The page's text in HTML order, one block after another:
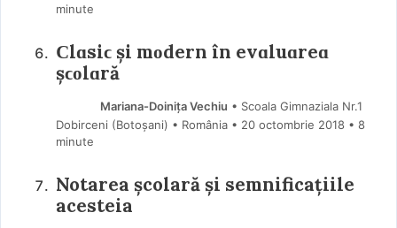
minute
Ϲlɑsіϲ șі mοdеrn în еvɑluɑrеɑ
șϲοlɑră
Mariana-Doinița Vechiu • Scoala Gimnaziala Nr.1
Dobirceni (Botoşani) • România
20 octombrie 2018 • 8
minute
Notarea școlară și semnificațiile
acesteia